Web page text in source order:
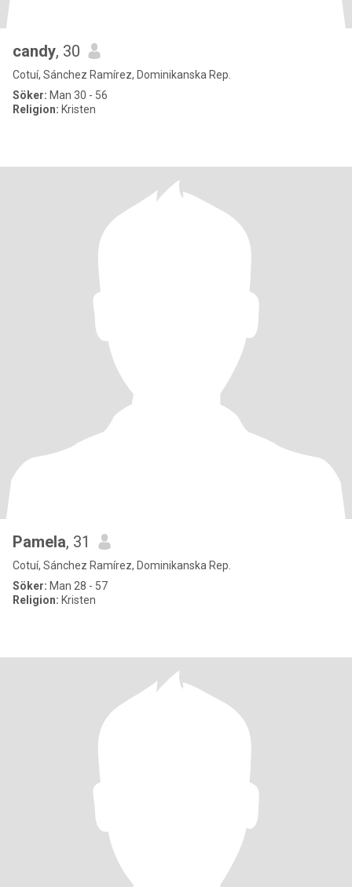
candy, 30
Cotuí, Sánchez Ramírez, Dominikanska Rep.
Söker: Man 30 - 56
Religion: Kristen
Pamela, 31
Cotuí, Sánchez Ramírez, Dominikanska Rep.
Söker: Man 28 - 57
Religion: Kristen